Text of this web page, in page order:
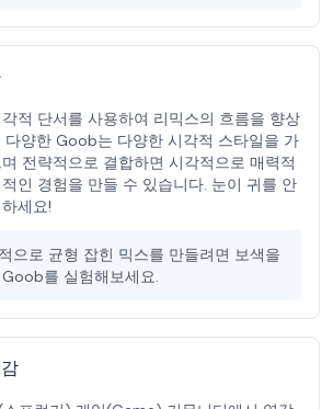
적 단서를 사용하여 리믹스의 흐름을 향상
다양한 Goob는 다양한 시각적 스타일을 가
전략적으로 결합하면 시각적으로 매력적
인 경험을 만들 수 있습니다. 눈이 귀를 안
세요!
으로 균형 잡힌 믹스를 만들려면 보색을
를 실험해보세요.